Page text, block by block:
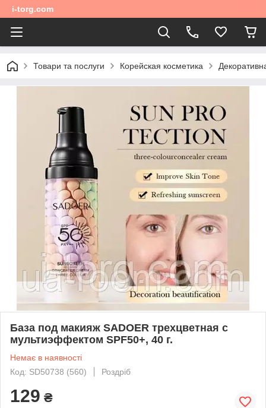
i-torg.com
Товари та послуги Корейская косметика
База под макияж SADOER трехцветная с
мультиэффектом SPF50+, 40 г.
Немає в наявності
Код: SD50738 (560)
Роздріб
129 ₴